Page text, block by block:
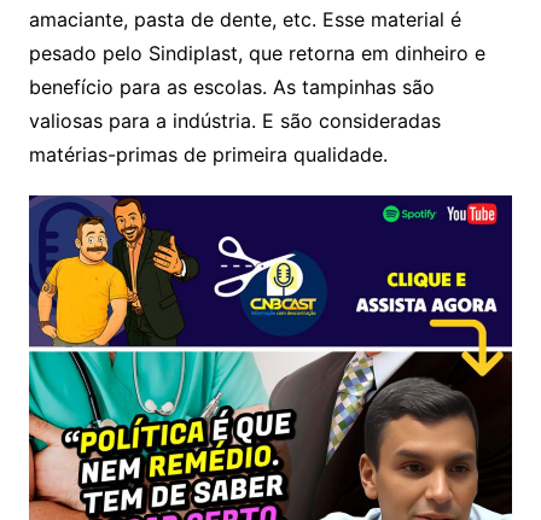
amaciante, pasta de dente, etc. Esse material é
pesado pelo Sindiplast, que retorna em dinheiro e
benefício para as escolas. As tampinhas são
valiosas para a indústria. E são consideradas
matérias-primas de primeira qualidade.